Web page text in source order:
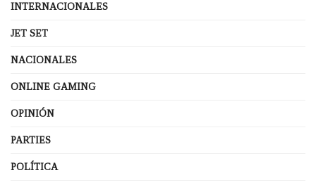
INTERNACIONALES
JET SET
NACIONALES
ONLINE GAMING
OPINIÓN
PARTIES
POLÍTICA